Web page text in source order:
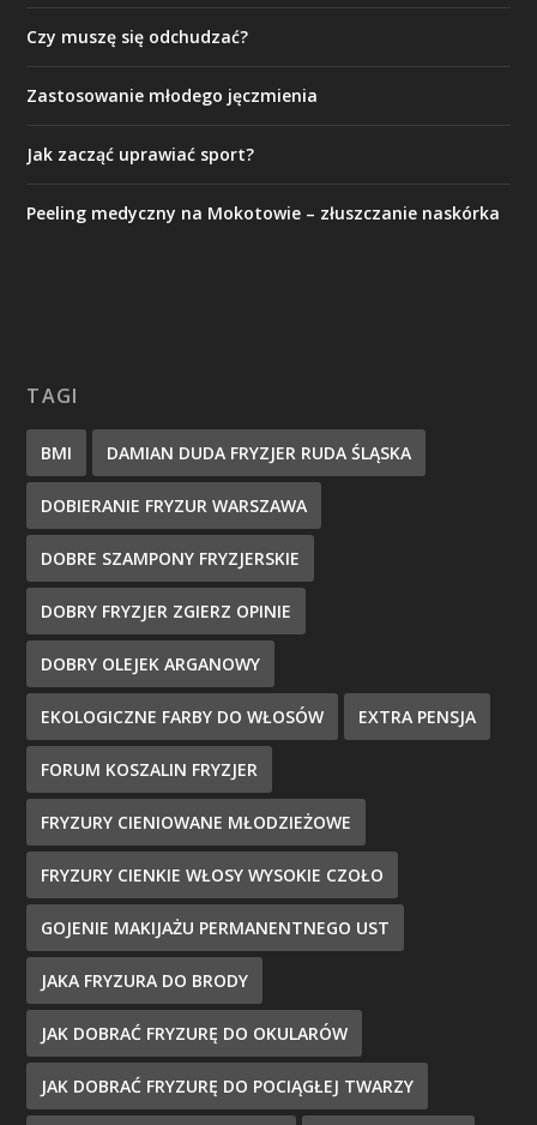
Czy muszę się odchudzać?
Zastosowanie młodego jęczmienia
Jak zacząć uprawiać sport?
Peeling medyczny na Mokotowie – złuszczanie naskórka
TAGI
BMI DAMIAN DUDA FRYZJER RUDA ŚLĄSKA
DOBIERANIE FRYZUR WARSZAWA
DOBRE SZAMPONY FRYZJERSKIE
DOBRY FRYZJER ZGIERZ OPINIE
DOBRY OLEJEK ARGANOWY
EKOLOGICZNE FARBY DO WŁOSÓW EXTRA PENSJA
FORUM KOSZALIN FRYZJER
FRYZURY CIENIOWANE MŁODZIEŻOWE
FRYZURY CIENKIE WŁOSY WYSOKIE CZOŁO
GOJENIE MAKIJAŻU PERMANENTNEGO UST
JAKA FRYZURA DO BRODY
JAK DOBRAĆ FRYZURĘ DO OKULARÓW
JAK DOBRAĆ FRYZURĘ DO POCIĄGŁEJ TWARZY